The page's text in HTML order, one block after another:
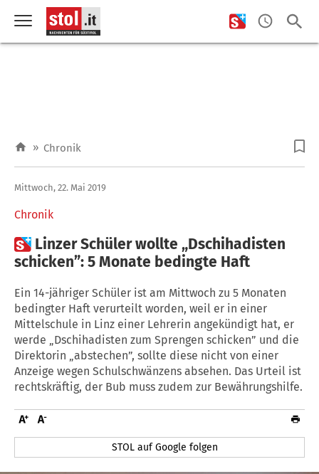
» Chronik
Chronik
Mittwoch, 22. Mai 2019
 Linzer Schüler wollte „Dschihadisten
schicken”: 5 Monate bedingte Haft
Ein 14-jähriger Schüler ist am Mittwoch zu 5 Monaten
bedingter Haft verurteilt worden, weil er in einer
Mittelschule in Linz einer Lehrerin angekündigt hat, er
werde „Dschihadisten zum Sprengen schicken” und die
Direktorin „abstechen”, sollte diese nicht von einer
Anzeige wegen Schulschwänzens absehen. Das Urteil ist
rechtskräftig, der Bub muss zudem zur Bewährungshilfe.
STOL auf Google folgen